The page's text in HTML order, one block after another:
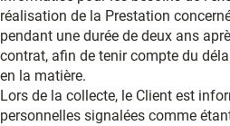
réalisation de la Prestation
pendant une durée de deux ans
contrat, afin de tenir compte du
en la matière.
Lors de la collecte, le Client est
personnelles signalées comme